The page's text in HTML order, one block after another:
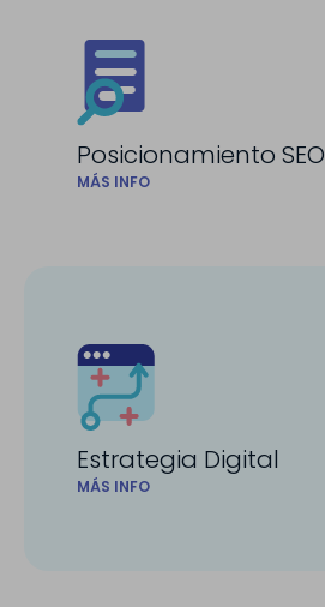
Posicionamiento SEO
MÁS INFO
Estrategia Digital
MÁS INFO